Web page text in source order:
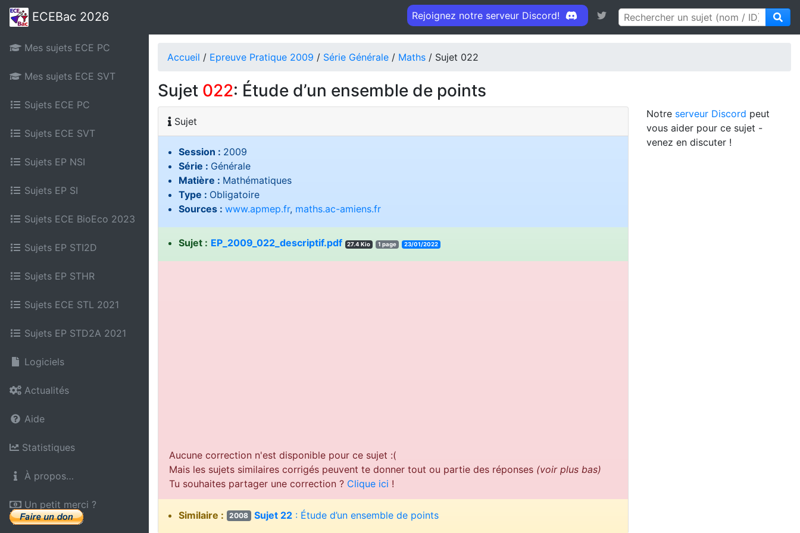
ECEBac 2026
Mes sujets ECE PC
Mes sujets ECE SVT
Sujets ECE PC
Sujets ECE SVT
Sujets EP NSI
Sujets EP SI
Sujets ECE BioEco 2023
Sujets EP STI2D
Sujets EP STHR
Sujets ECE STL 2021
Sujets EP STD2A 2021
Logiciels
Actualités
Aide
Statistiques
À propos…
Un petit merci ?
Rejoignez notre serveur Discord!
Accueil / Epreuve Pratique 2009 / Série Générale / Maths / Sujet 022
Sujet 022: Étude d’un ensemble de points
Sujet
Session : 2009
Série : Générale
Matière : Mathématiques
Type : Obligatoire
Sources : www.apmep.fr, maths.ac-amiens.fr
Sujet : EP_2009_022_descriptif.pdf 27.4 Kio 1 page 23/01/2022
Aucune correction n'est disponible pour ce sujet :(
Mais les sujets similaires corrigés peuvent te donner tout ou partie des réponses (voir plus bas)
Tu souhaites partager une correction ? Clique ici !
Similaire : 2008 Sujet 22 : Étude d’un ensemble de points
Notre serveur Discord peut
vous aider pour ce sujet -
venez en discuter !